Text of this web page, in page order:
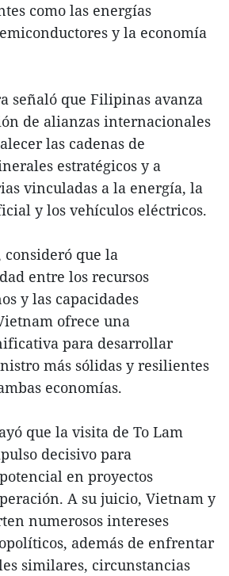
como las energías
y la economía
señaló que Filipinas avanza
de alianzas internacionales
las cadenas de
estratégicos y a
vinculadas a la energía, la
y los vehículos eléctricos.
consideró que la
entre los recursos
y las capacidades
ofrece una
para desarrollar
más sólidas y resilientes
economías.
que la visita de To Lam
decisivo para
en proyectos
A su juicio, Vietnam y
numerosos intereses
además de enfrentar
similares, circunstancias